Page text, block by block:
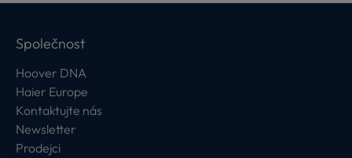
Společnost
Hoover DNA
Haier Europe
Kontaktujte nás
Newsletter
Prodejci